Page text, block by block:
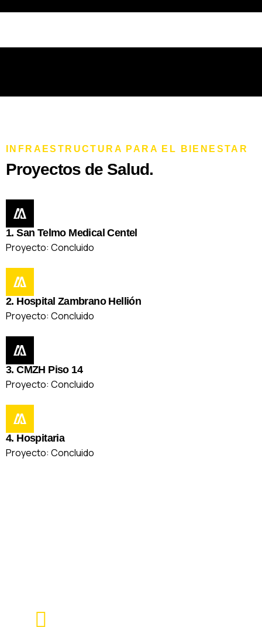
INFRAESTRUCTURA PARA EL BIENESTAR
Proyectos de Salud.
1. San Telmo Medical Centel
Proyecto: Concluido
2. Hospital Zambrano Hellión
Proyecto: Concluido
3. CMZH Piso 14
Proyecto: Concluido
4. Hospitaria
Proyecto: Concluido